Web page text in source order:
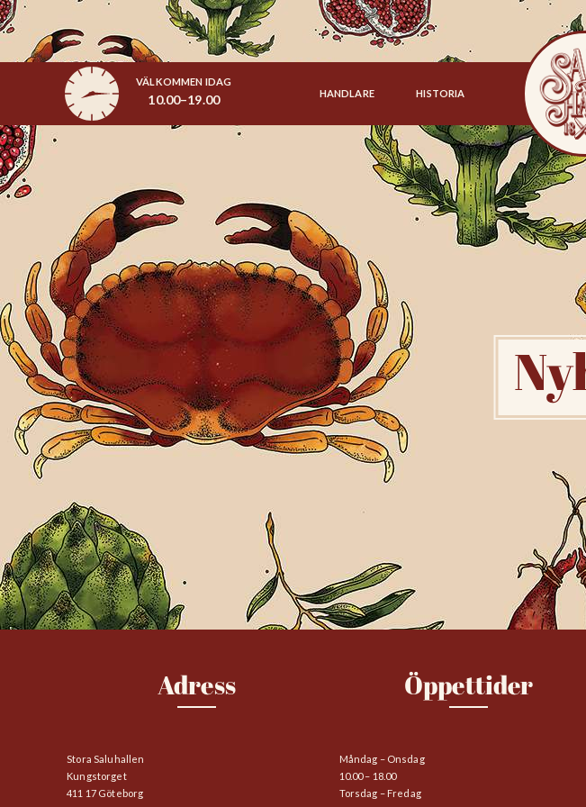
VÄLKOMMEN IDAG
10.00–19.00 HANDLARE HISTORIA
Adress
Stora Saluhallen
Kungstorget
411 17 Göteborg
Öppettider
Måndag – Onsdag
10.00 – 18.00
Torsdag – Fredag